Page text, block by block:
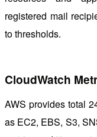
registered mail
to thresholds.
CloudWatch
AWS provides total
as EC2, EBS, S3,